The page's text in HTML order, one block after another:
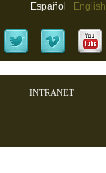
Español English
INTRANET